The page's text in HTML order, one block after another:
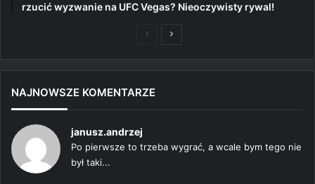
rzucić wyzwanie na UFC Vegas? Nieoczywisty rywal!
PoprzedniaNastępna
NAJNOWSZE KOMENTARZE
janusz.andrzej
Po pierwsze to trzeba wygrać, a wcale bym tego nie
był taki...